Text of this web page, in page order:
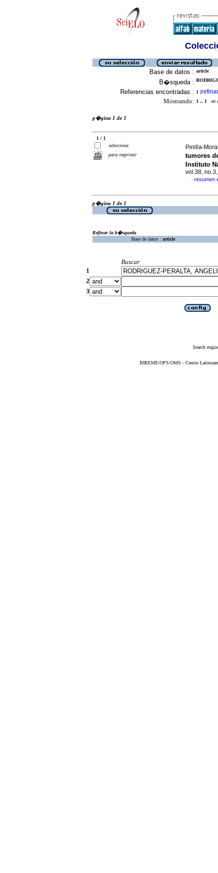
Base de datos : article
B�squeda :
Referencias encontradas : 1 [refinar
Mostrando: 1 .. 1 en
p�gina 1 de 1
1 / 1
selecciona
para imprimir
Pinilla-
tumores
Instituto
vol.38,
· resumen
p�gina 1 de 1
Refinar la b�squeda
Base de datos : article
Buscar
1
2
3
Search
BIREME/OPS/OMS - Centro